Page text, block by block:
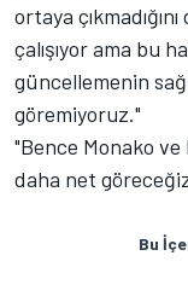
ortaya
çalışıyor ama bu
güncellemenin
göremiyoruz."
"Bence Monako
daha net
Bu